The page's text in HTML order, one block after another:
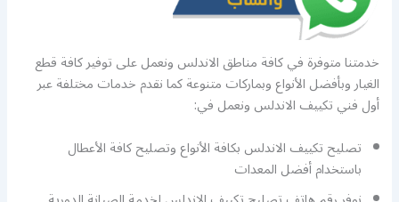
خدمتنا متوفرة في كافة مناطق الاندلس ونعمل على توفير كافة قطع
الغيار وبأفضل الأنواع وبماركات متنوعة كما نقدم خدمات مختلفة عبر
أول فني تكييف الاندلس ونعمل في:
تصليح تكييف الاندلس بكافة الأنواع وتصليح كافة الأعطال
باستخدام أفضل المعدات